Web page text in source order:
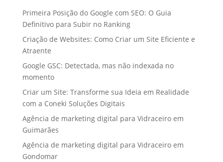
Primeira Posição do Google com SEO: O Guia
Definitivo para Subir no Ranking
Criação de Websites: Como Criar um Site Eficiente e
Atraente
Google GSC: Detectada, mas não indexada no
momento
Criar um Site: Transforme sua Ideia em Realidade
com a Coneki Soluções Digitais
Agência de marketing digital para Vidraceiro em
Guimarães
Agência de marketing digital para Vidraceiro em
Gondomar